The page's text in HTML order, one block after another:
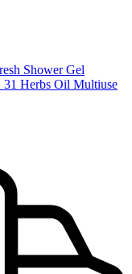
Shower Gel
Herbs Oil Multiuse